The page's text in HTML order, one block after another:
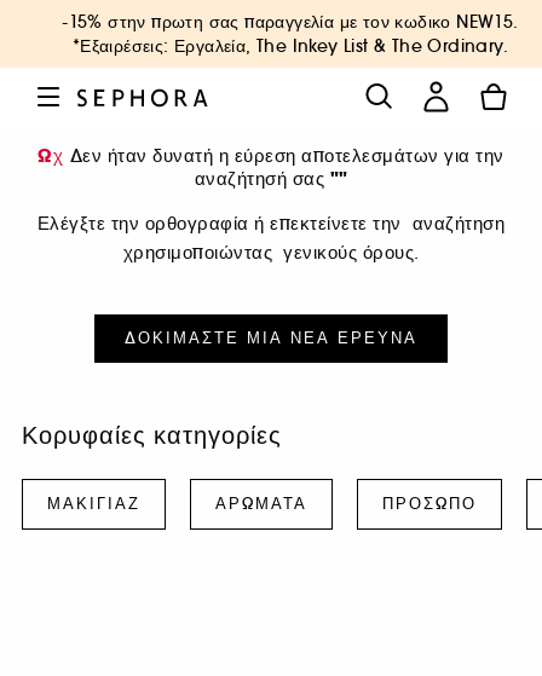
-15% στην πρωτη σας παραγγελία με τον κωδικο NEW15.
*Εξαιρέσεις: Εργαλεία, The Inkey List & The Ordinary.
Ωχ Δεν ήταν δυνατή η εύρεση αποτελεσμάτων για την
αναζήτησή σας ""
Ελέγξτε την ορθογραφία ή επεκτείνετε την αναζήτηση
χρησιμοποιώντας γενικούς όρους.
ΔΟΚΙΜΆΣΤΕ ΜΙΑ ΝΈΑ ΈΡΕΥΝΑ
Κορυφαίες κατηγορίες
ΜΑΚΙΓΙΆΖ ΑΡΏΜΑΤΑ ΠΡΌΣΩΠΟ